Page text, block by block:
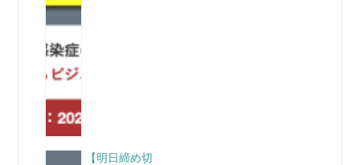
【明日締め切